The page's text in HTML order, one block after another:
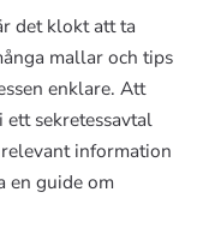
det klokt att ta
mallar och tips
enklare. Att
sekretessavtal
information
en guide om